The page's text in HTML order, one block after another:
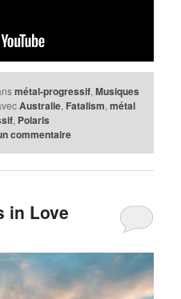
métal-progressif, Musiques
Australie, Fatalism, métal
, Polaris
commentaire
in Love